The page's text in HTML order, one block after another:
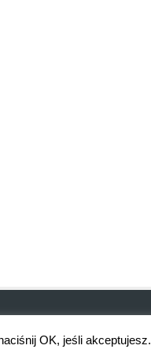
OK, jeśli akceptujesz.